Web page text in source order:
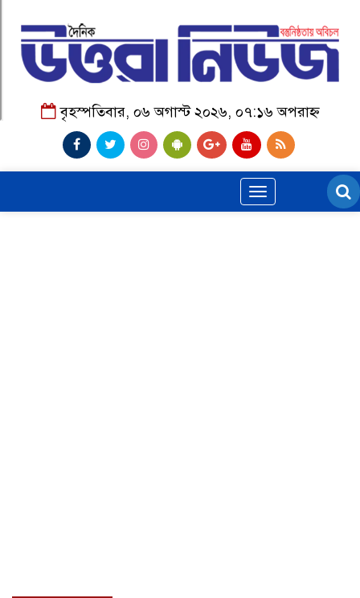
বৃহস্পতিবার, ০৬ অগাস্ট ২০২৬, ০৭:১৬ অপরাহ্ন
Toggle
navigation